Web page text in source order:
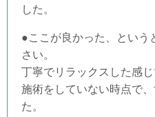
した。
●ここが良かった、という
さい。
丁寧でリラックスした感
施術をしていない時点で
た。